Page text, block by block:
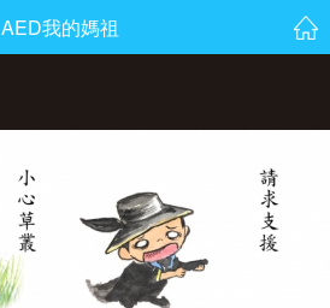
AED我的媽祖